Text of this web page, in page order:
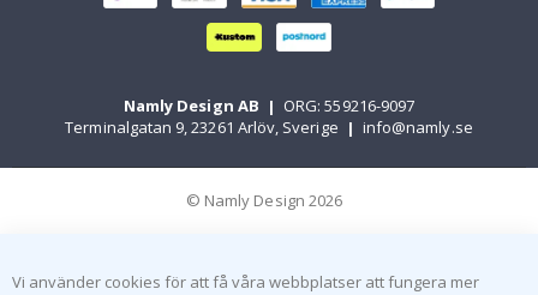
Namly Design AB | ORG: 559216-9097
Terminalgatan 9, 23261 Arlöv, Sverige | info@namly.se
© Namly Design 2026
Vi använder cookies för att få våra webbplatser att fungera mer